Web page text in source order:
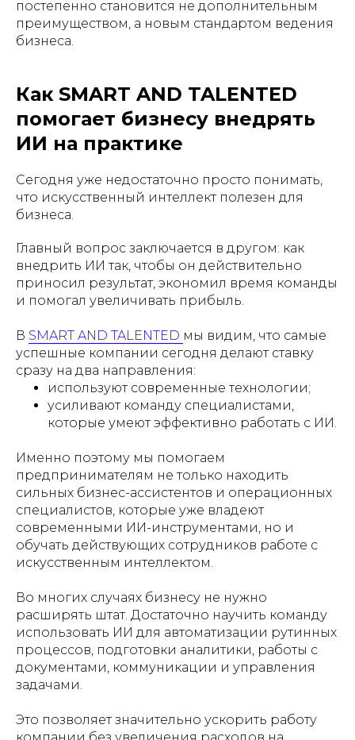
постепенно становится не дополнительным
преимуществом, а новым стандартом ведения
бизнеса.
Как SMART AND TALENTED
помогает бизнесу внедрять
ИИ на практике
Сегодня уже недостаточно просто понимать,
что искусственный интеллект полезен для
бизнеса.
Главный вопрос заключается в другом: как
внедрить ИИ так, чтобы он действительно
приносил результат, экономил время команды
и помогал увеличивать прибыль.
В SMART AND TALENTED мы видим, что самые
успешные компании сегодня делают ставку
сразу на два направления:
используют современные технологии;
усиливают команду специалистами,
которые умеют эффективно работать с ИИ.
Именно поэтому мы помогаем
предпринимателям не только находить
сильных бизнес-ассистентов и операционных
специалистов, которые уже владеют
современными ИИ-инструментами, но и
обучать действующих сотрудников работе с
искусственным интеллектом.
Во многих случаях бизнесу не нужно
расширять штат. Достаточно научить команду
использовать ИИ для автоматизации рутинных
процессов, подготовки аналитики, работы с
документами, коммуникации и управления
задачами.
Это позволяет значительно ускорить работу
компании без увеличения расходов на